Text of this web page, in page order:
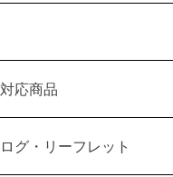
応商品
グ・リーフレット